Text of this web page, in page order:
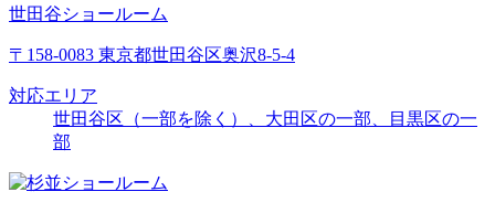
世田谷ショールーム
〒158-0083 東京都世田谷区奥沢8-5-4
対応エリア
世田谷区（一部を除く）、大田区の一部、目黒区の一
部